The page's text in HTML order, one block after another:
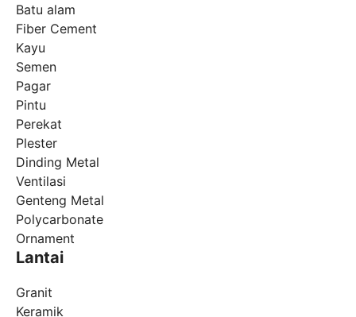
Batu alam
Fiber Cement
Kayu
Semen
Pagar
Pintu
Perekat
Plester
Dinding Metal
Ventilasi
Genteng Metal
Polycarbonate
Ornament
Lantai
Granit
Keramik